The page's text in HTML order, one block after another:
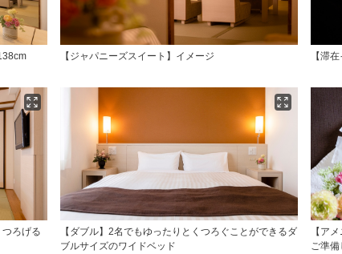
【ジャパニーズスイート】イメージ 【滞
つろげる
【ダブル】2名でもゆったりとくつろぐことができるダ
ブルサイズのワイドベッド
【ア
ご準